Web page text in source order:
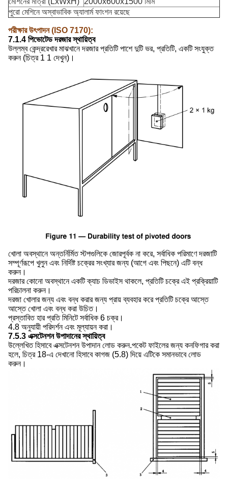
পুরো মেশিনে অস্বাভাবিক অ্যালার্ম ফাংশন রয়েছে
পরীক্ষার উৎপাদন (ISO 7170):
7.1.4 পিভোটেড দরজার স্থায়িত্ব
উল্লম্ব কেন্দ্ররেখার মাঝখানে দরজার প্রতিটি পাশে দুটি ভর, প্রতিটি, একটি সংযুক্ত
করুন (চিত্র 1 1 দেখুন)।
খোলা অবস্থানে অন্তর্নির্মিত স্টপগুলিকে জোরপূর্বক না করে, সর্বাধিক পরিমাণে দরজাটি
সম্পূর্ণরূপে খুলুন এবং নির্দিষ্ট চক্রের সংখ্যার জন্য (আগে এবং পিছনে) এটি বন্ধ
করুন।
দরজার কোনো অবস্থানে একটি ক্যাচ ডিভাইস থাকলে, প্রতিটি চক্রে এই প্রক্রিয়াটি
পরিচালনা করুন।
দরজা খোলার জন্য এবং বন্ধ করার জন্য প্রায় ব্যবহার করে প্রতিটি চক্রে আস্তে
আস্তে খোলা এবং বন্ধ করা উচিত।
প্রস্তাবিত হার প্রতি মিনিটে সর্বাধিক 6 চক্র।
4.8 অনুযায়ী পরিদর্শন এবং মূল্যায়ন করা।
7.5.3 এক্সটেনশন উপাদানের স্থায়িত্ব
উল্লেখিত হিসাবে এক্সটেনশন উপাদান লোড করুন.পকেট ফাইলের জন্য কনফিগার করা
হলে, চিত্র 18-এ দেখানো হিসাবে কাগজ (5.8) দিয়ে এটিকে সমানভাবে লোড
করুন।